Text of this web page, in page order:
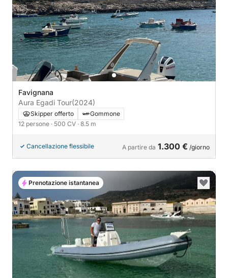
Favignana
Aura Egadi Tour(2024)
Skipper offerto
Gommone
12 persone · 500 CV · 8.5 m
Cancellazione flessibile A partire da 1.300 € /giorno
Prenotazione istantanea